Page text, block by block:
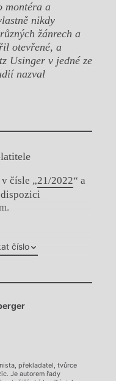
montéra a
nikdy
žánrech a
otevřené, a
Usinger v jedné ze
nazval
čísle „21/2022“ a
číslo
překladatel, tvůrce
Je autorem řady